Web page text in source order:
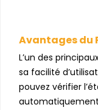
Avantages du
L’un des
sa facilité
pouvez vérifier